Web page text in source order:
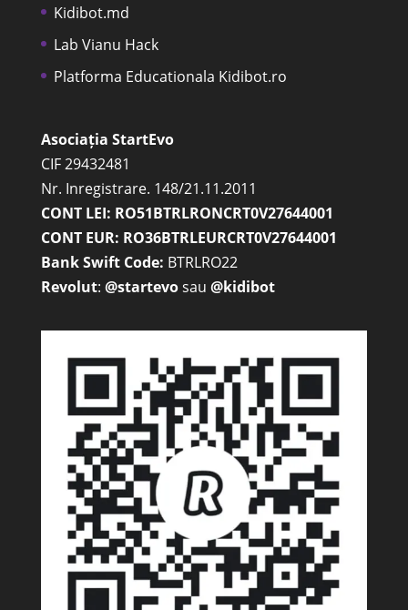
Kidibot.md
Lab Vianu Hack
Platforma Educationala Kidibot.ro
Asociația StartEvo
CIF 29432481
Nr. Inregistrare. 148/21.11.2011
CONT LEI: RO51BTRLRONCRT0V27644001
CONT EUR: RO36BTRLEURCRT0V27644001
Bank Swift Code: BTRLRO22
Revolut: @startevosau @kidibot